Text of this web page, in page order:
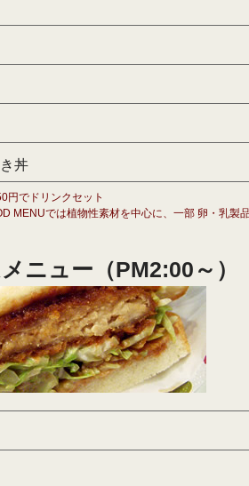
丼
円でドリンクセット
MENUでは植物性素材を中心に、一部 卵・乳製
ニュー（PM2:00～）